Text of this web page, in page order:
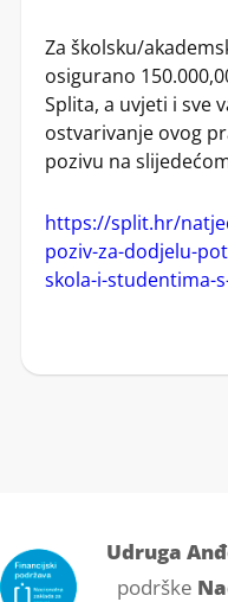
Za školsku/
osigurano
Splita, a uvjeti i sve
ostvarivanje ovog
pozivu na
https://split.hr/
poziv-za-dodjelu-
skola-i-studentima-
Udruga
podrške